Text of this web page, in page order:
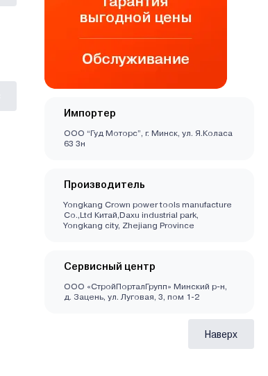
Импортер
ООО “Гуд Моторс”, г. Минск, ул. Я.Коласа
63 3н
Производитель
Yongkang Crown power tools manufacture
Co.,Ltd Китай,Daxu industrial park,
Yongkang city, Zhejiang Province
Сервисный центр
ООО «СтройПорталГрупп» Минский р-н,
д. Зацень, ул. Луговая, 3, пом 1-2
Наверх